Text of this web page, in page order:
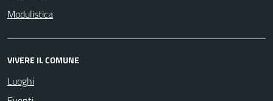
Modulistica
VIVERE IL COMUNE
Luoghi